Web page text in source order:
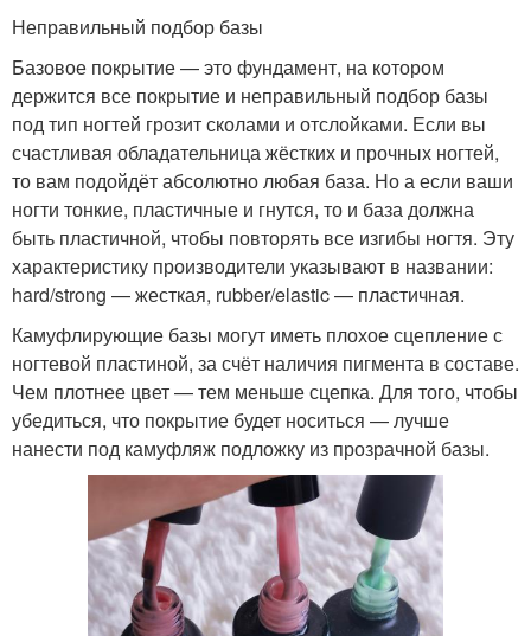
Неправильный подбор базы
Базовое покрытие — это фундамент, на котором
держится все покрытие и неправильный подбор базы
под тип ногтей грозит сколами и отслойками. Если вы
счастливая обладательница жёстких и прочных ногтей,
то вам подойдёт абсолютно любая база. Но а если ваши
ногти тонкие, пластичные и гнутся, то и база должна
быть пластичной, чтобы повторять все изгибы ногтя. Эту
характеристику производители указывают в названии:
hard/strong — жесткая, rubber/elastic — пластичная.
Камуфлирующие базы могут иметь плохое сцепление с
ногтевой пластиной, за счёт наличия пигмента в составе.
Чем плотнее цвет — тем меньше сцепка. Для того, чтобы
убедиться, что покрытие будет носиться — лучше
нанести под камуфляж подложку из прозрачной базы.